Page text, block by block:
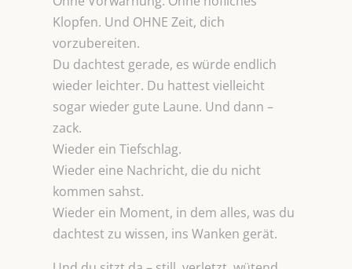
Klopfen. Und OHNE Zeit, dich
vorzubereiten.
Du dachtest gerade, es würde endlich
wieder leichter. Du hattest vielleicht
sogar wieder gute Laune. Und dann –
zack.
Wieder ein Tiefschlag.
Wieder eine Nachricht, die du nicht
kommen sahst.
Wieder ein Moment, in dem alles, was du
dachtest zu wissen, ins Wanken gerät.